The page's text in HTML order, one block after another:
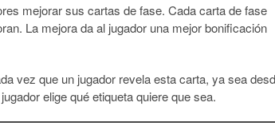
mejorar sus cartas de fase. Cada carta de fase
La mejora da al jugador una mejor bonificación
vez que un jugador revela esta carta, ya sea
elige qué etiqueta quiere que sea.